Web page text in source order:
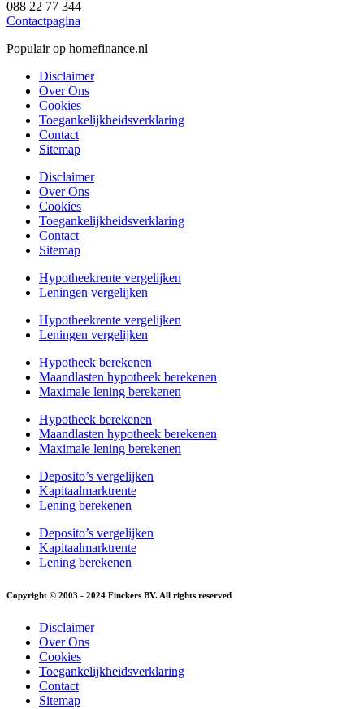
088 22 77 344
Contactpagina
Populair op homefinance.nl
Disclaimer
Over Ons
Cookies
Toegankelijkheidsverklaring
Contact
Sitemap
Disclaimer
Over Ons
Cookies
Toegankelijkheidsverklaring
Contact
Sitemap
Hypotheekrente vergelijken
Leningen vergelijken
Hypotheekrente vergelijken
Leningen vergelijken
Hypotheek berekenen
Maandlasten hypotheek berekenen
Maximale lening berekenen
Hypotheek berekenen
Maandlasten hypotheek berekenen
Maximale lening berekenen
Deposito’s vergelijken
Kapitaalmarktrente
Lening berekenen
Deposito’s vergelijken
Kapitaalmarktrente
Lening berekenen
Copyright © 2003 - 2024 Finckers BV. All rights reserved
Disclaimer
Over Ons
Cookies
Toegankelijkheidsverklaring
Contact
Sitemap